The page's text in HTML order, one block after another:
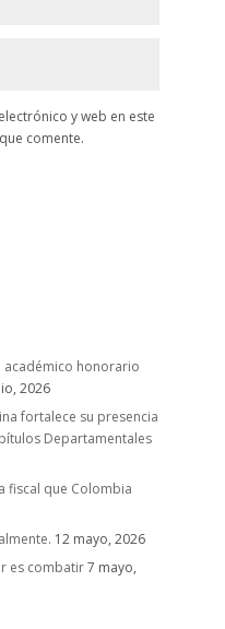
y web en este
comente.
académico honorario
2026
fortalece su presencia
Departamentales
fiscal que Colombia
12 mayo, 2026
es combatir7 mayo,